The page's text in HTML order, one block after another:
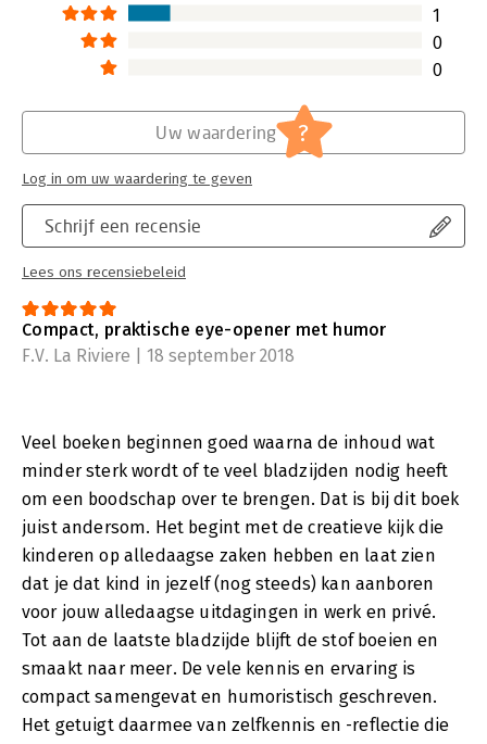
1
0
0
Schrijf een recensie
Lees ons recensiebeleid
Uw waardering ?
Log in om uw waardering te geven
Compact, praktische eye-opener met humor
F.V. La Riviere | 18 september 2018
Veel boeken beginnen goed waarna de inhoud wat
minder sterk wordt of te veel bladzijden nodig heeft
om een boodschap over te brengen. Dat is bij dit boek
juist andersom. Het begint met de creatieve kijk die
kinderen op alledaagse zaken hebben en laat zien
dat je dat kind in jezelf (nog steeds) kan aanboren
voor jouw alledaagse uitdagingen in werk en privé.
Tot aan de laatste bladzijde blijft de stof boeien en
smaakt naar meer. De vele kennis en ervaring is
compact samengevat en humoristisch geschreven.
Het getuigt daarmee van zelfkennis en -reflectie die